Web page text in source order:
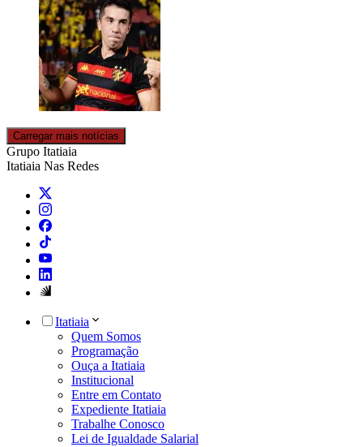
Carregar mais notícias
Grupo Itatiaia
Itatiaia Nas Redes
Itatiaia
Quem Somos
Programação
Ouça a Itatiaia
Institucional
Entre em Contato
Expediente Itatiaia
Trabalhe Conosco
Lei de Igualdade Salarial